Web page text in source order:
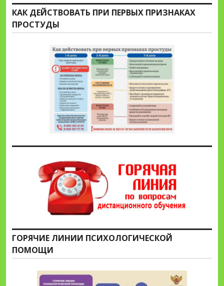
КАК ДЕЙСТВОВАТЬ ПРИ ПЕРВЫХ ПРИЗНАКАХ
ПРОСТУДЫ
ГОРЯЧИЕ ЛИНИИ ПСИХОЛОГИЧЕСКОЙ
ПОМОЩИ